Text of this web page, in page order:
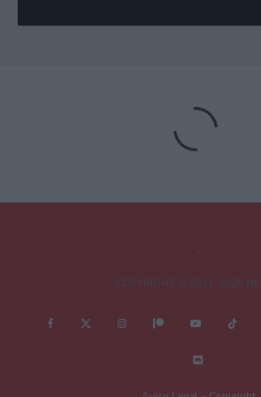
Tu dirección de correo electrónico no será publicada.
obligatorios están marcados con*